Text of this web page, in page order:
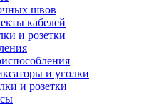
швов
кабелей
и розетки
и уголки
и розетки